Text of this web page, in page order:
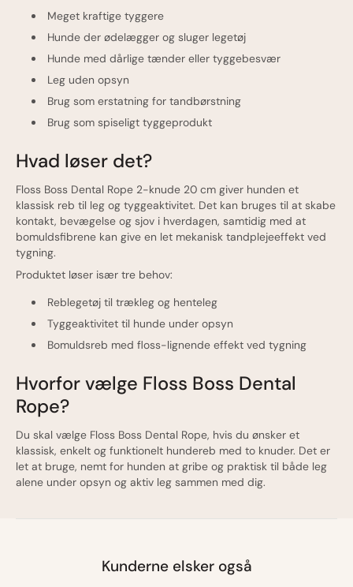
Meget kraftige tyggere
Hunde der ødelægger og sluger legetøj
Hunde med dårlige tænder eller tyggebesvær
Leg uden opsyn
Brug som erstatning for tandbørstning
Brug som spiseligt tyggeprodukt
Hvad løser det?
Floss Boss Dental Rope 2-knude 20 cm giver hunden et
klassisk reb til leg og tyggeaktivitet. Det kan bruges til at skabe
kontakt, bevægelse og sjov i hverdagen, samtidig med at
bomuldsfibrene kan give en let mekanisk tandplejeeffekt ved
tygning.
Produktet løser især tre behov:
Reblegetøj til trækleg og henteleg
Tyggeaktivitet til hunde under opsyn
Bomuldsreb med floss-lignende effekt ved tygning
Hvorfor vælge Floss Boss Dental
Rope?
Du skal vælge Floss Boss Dental Rope, hvis du ønsker et
klassisk, enkelt og funktionelt hundereb med to knuder. Det er
let at bruge, nemt for hunden at gribe og praktisk til både leg
alene under opsyn og aktiv leg sammen med dig.
Kunderne elsker også